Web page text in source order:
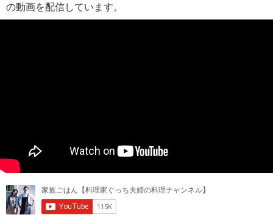
の動画を配信しています。